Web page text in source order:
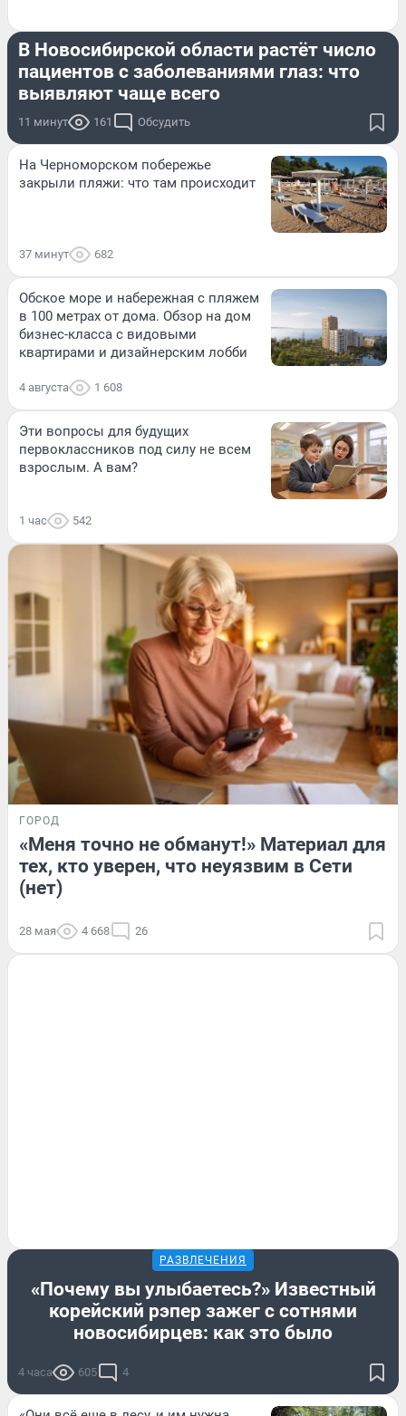
В Новосибирской области растёт число
пациентов с заболеваниями глаз: что
выявляют чаще всего
11 минут 161 Обсудить
На Черноморском побережье
закрыли пляжи: что там происходит
37 минут 682
Обское море и набережная с пляжем
в 100 метрах от дома. Обзор на дом
бизнес-класса с видовыми
квартирами и дизайнерским лобби
4 августа 1 608
Эти вопросы для будущих
первоклассников под силу не всем
взрослым. А вам?
1 час 542
ГОРОД
«Меня точно не обманут!» Материал для
тех, кто уверен, что неуязвим в Сети
(нет)
28 мая 4 668 26
РАЗВЛЕЧЕНИЯ
«Почему вы улыбаетесь?» Известный
корейский рэпер зажег с сотнями
новосибирцев: как это было
4 часа 605 4